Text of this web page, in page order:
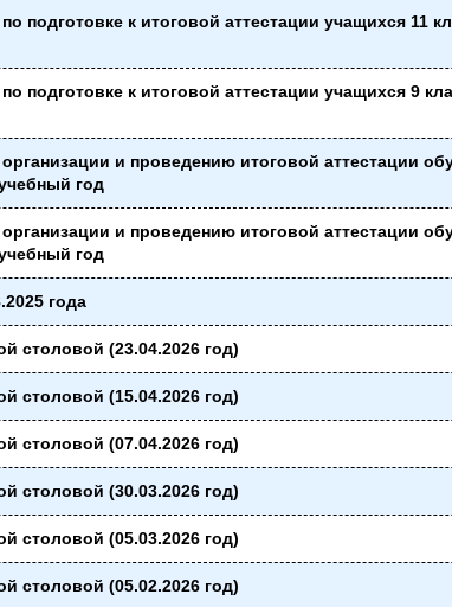
подготовке к итоговой аттестации учащихся 11
подготовке к итоговой аттестации учащихся 9
и проведению итоговой аттестации
год
и проведению итоговой аттестации
год
года
столовой (23.04.2026 год)
столовой (15.04.2026 год)
столовой (07.04.2026 год)
столовой (30.03.2026 год)
столовой (05.03.2026 год)
столовой (05.02.2026 год)